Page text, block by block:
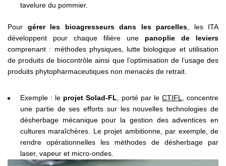
tavelure du pommier.
Pour gérer les bioagresseurs dans les parcelles , les ITA
développent pour chaque filière une panoplie de leviers
comprenant : méthodes physiques, lutte biologique et utilisation
de produits de biocontrôle ainsi que l’optimisation de l’usage des
produits phytopharmaceutiques non menacés de retrait.
Exemple : le projet Solad-FL , porté par le CTIFL
, concentre
une partie de ses efforts sur les nouvelles technologies de
désherbage mécanique pour la gestion des adventices en
cultures maraîchères. Le projet ambitionne, par exemple, de
rendre opérationnelles les méthodes de désherbage par
laser, vapeur et micro-ondes.